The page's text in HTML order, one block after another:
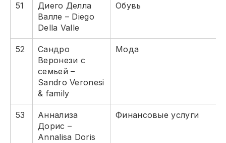
51
Диего Делла
Валле – Diego
Della Valle
Обувь
52
Сандро
Веронези с
семьей –
Sandro Veronesi
& family
Мода
53
Аннализа
Дорис –
Annalisa Doris
Финансовые услуги